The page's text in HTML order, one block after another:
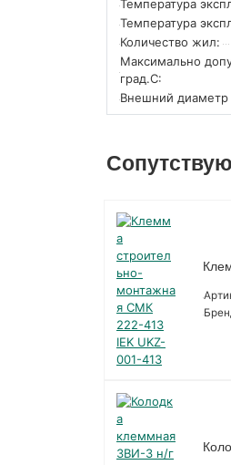
Температура
Температура
Количество жил:
Максимально
град.C:
Внешний